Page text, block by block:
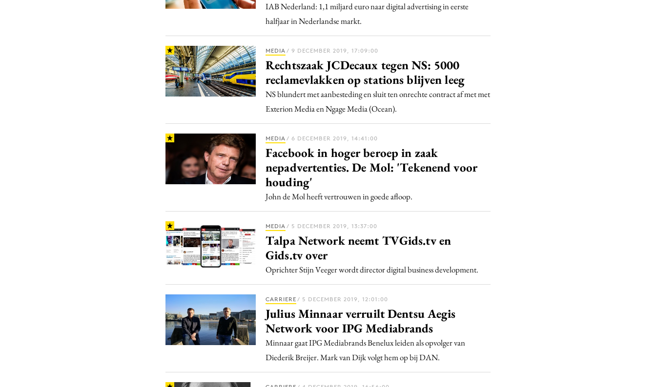
IAB Nederland: 1,1 miljard euro naar digital advertising in eerste
halfjaar in Nederlandse markt.
MEDIA / 9 DECEMBER 2019, 17:09:00
Rechtszaak JCDecaux tegen NS: 5000
reclamevlakken op stations blijven leeg
NS blundert met aanbesteding en sluit ten onrechte contract af met met
Exterion Media en Ngage Media (Ocean).
MEDIA / 6 DECEMBER 2019, 14:41:00
Facebook in hoger beroep in zaak
nepadvertenties. De Mol: 'Tekenend voor
houding'
John de Mol heeft vertrouwen in goede afloop.
MEDIA / 5 DECEMBER 2019, 13:37:00
Talpa Network neemt TVGids.tv en
Gids.tv over
Oprichter Stijn Veeger wordt director digital business development.
CARRIERE / 5 DECEMBER 2019, 12:01:00
Julius Minnaar verruilt Dentsu Aegis
Network voor IPG Mediabrands
Minnaar gaat IPG Mediabrands Benelux leiden als opvolger van
Diederik Breijer. Mark van Dijk volgt hem op bij DAN.